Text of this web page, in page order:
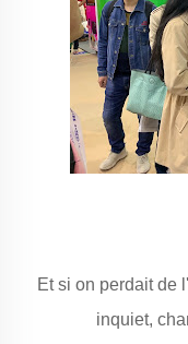
Et si on perdait de
inquiet,